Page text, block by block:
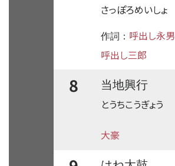
さっぽろめいしょ
作詞： 呼出し永男
呼出し三郎
8
当地興行
とうちこうぎょう
大豪